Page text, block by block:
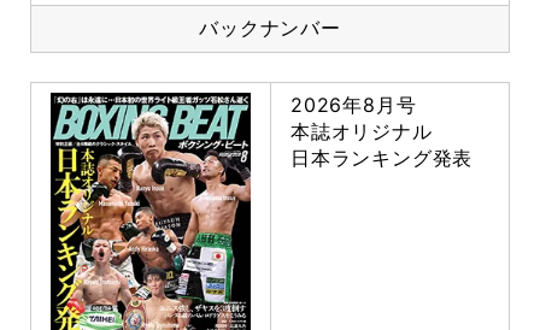
バックナンバー
2026年8月号
本誌オリジナル
日本ランキング発表